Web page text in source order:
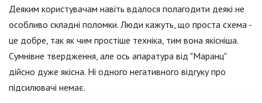
Деяким користувачам навіть вдалося полагодити деякі не
особливо складні поломки. Люди кажуть, що проста схема -
це добре, так як чим простіше техніка, тим вона якісніша.
Сумнівне твердження, але ось апаратура від "Маранц"
дійсно дуже якісна. Ні одного негативного відгуку про
підсилювачі немає.